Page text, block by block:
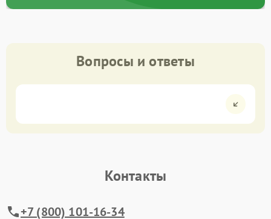
Вопросы и ответы
Контакты
+7 (800) 101-16-34